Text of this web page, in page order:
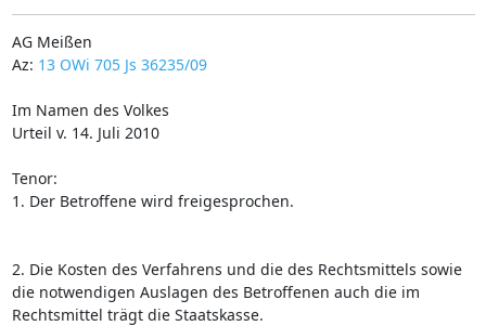
AG Meißen
Az: 13 OWi 705 Js 36235/09
Im Namen des Volkes
Urteil v. 14. Juli 2010
Tenor:
1. Der Betroffene wird freigesprochen.
2. Die Kosten des Verfahrens und die des Rechtsmittels sowie
die notwendigen Auslagen des Betroffenen auch die im
Rechtsmittel trägt die Staatskasse.